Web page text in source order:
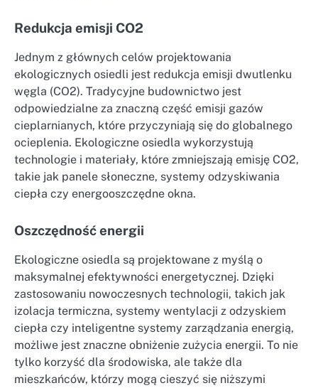
Redukcja emisji CO2
Jednym z głównych celów projektowania
ekologicznych osiedli jest redukcja emisji dwutlenku
węgla (CO2). Tradycyjne budownictwo jest
odpowiedzialne za znaczną część emisji gazów
cieplarnianych, które przyczyniają się do globalnego
ocieplenia. Ekologiczne osiedla wykorzystują
technologie i materiały, które zmniejszają emisję CO2,
takie jak panele słoneczne, systemy odzyskiwania
ciepła czy energooszczędne okna.
Oszczędność energii
Ekologiczne osiedla są projektowane z myślą o
maksymalnej efektywności energetycznej. Dzięki
zastosowaniu nowoczesnych technologii, takich jak
izolacja termiczna, systemy wentylacji z odzyskiem
ciepła czy inteligentne systemy zarządzania energią,
możliwe jest znaczne obniżenie zużycia energii. To nie
tylko korzyść dla środowiska, ale także dla
mieszkańców, którzy mogą cieszyć się niższymi